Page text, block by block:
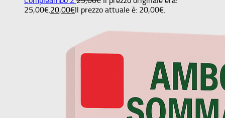
25,00€.20,00€Il prezzo attuale è: 20,00€.